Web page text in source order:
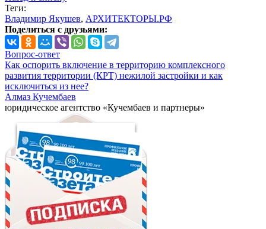
Теги:
Владимир Якушев, АРХИТЕКТОРЫ.РФ
Поделиться с друзьями:
Вопрос-ответ
Как оспорить включение в территорию комплексного
развития территории (КРТ) нежилой застройки и как
исключиться из нее?
Алмаз Кучембаев
юридическое агентство «Кучембаев и партнеры»